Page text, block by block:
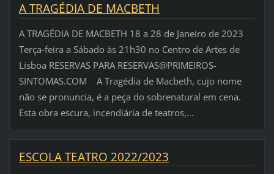
A TRAGÉDIA DE MACBETH
A TRAGÉDIA DE MACBETH 18 a 28 de Janeiro de 2023
Terça-feira a Sábado às 21h30 no Centro de Artes de
Lisboa RESERVAS PARA RESERVAS@PRIMEIROS-
SINTOMAS.COM A Tragédia de Macbeth, cujo nome
não se pronuncia, é a peça do sobrenatural em cena.
Esta obra escura, incendiária de teatros,...
ESCOLA TEATRO 2022/2023